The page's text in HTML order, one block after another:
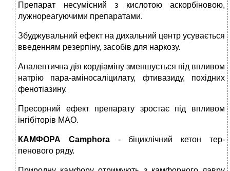
Препарат несумісний з кислотою аскор­біновою,
лужнореагуючими препаратами.
Збуджувальний ефект на дихальний центр усувається
введенням резерпіну, засобів для наркозу.
Аналептична дія кордіаміну зменшує­ться під впливом
натрію пара-аміносаліцилату, фтивазиду, похідних
фенотіазину.
Пресорний ефект препарату зростає під впливом
інгібіторів МАО.
КАМФОРА Camphora- біциклічний кетон тер­
пенового ряду.